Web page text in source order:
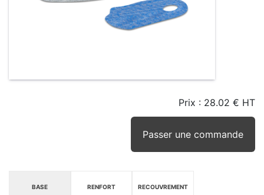
STOCK
Prix : 28.02 € HT
Passer une commande
BASE RENFORT RECOUVREMENT